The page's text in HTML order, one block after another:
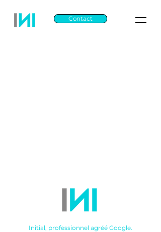
Contact
Initial, professionnel agréé Google.